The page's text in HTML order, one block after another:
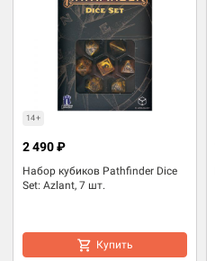
14+
Набор кубиков Pathfinder Dice
Set: Azlant, 7 шт.
2 490 ₽
Купить